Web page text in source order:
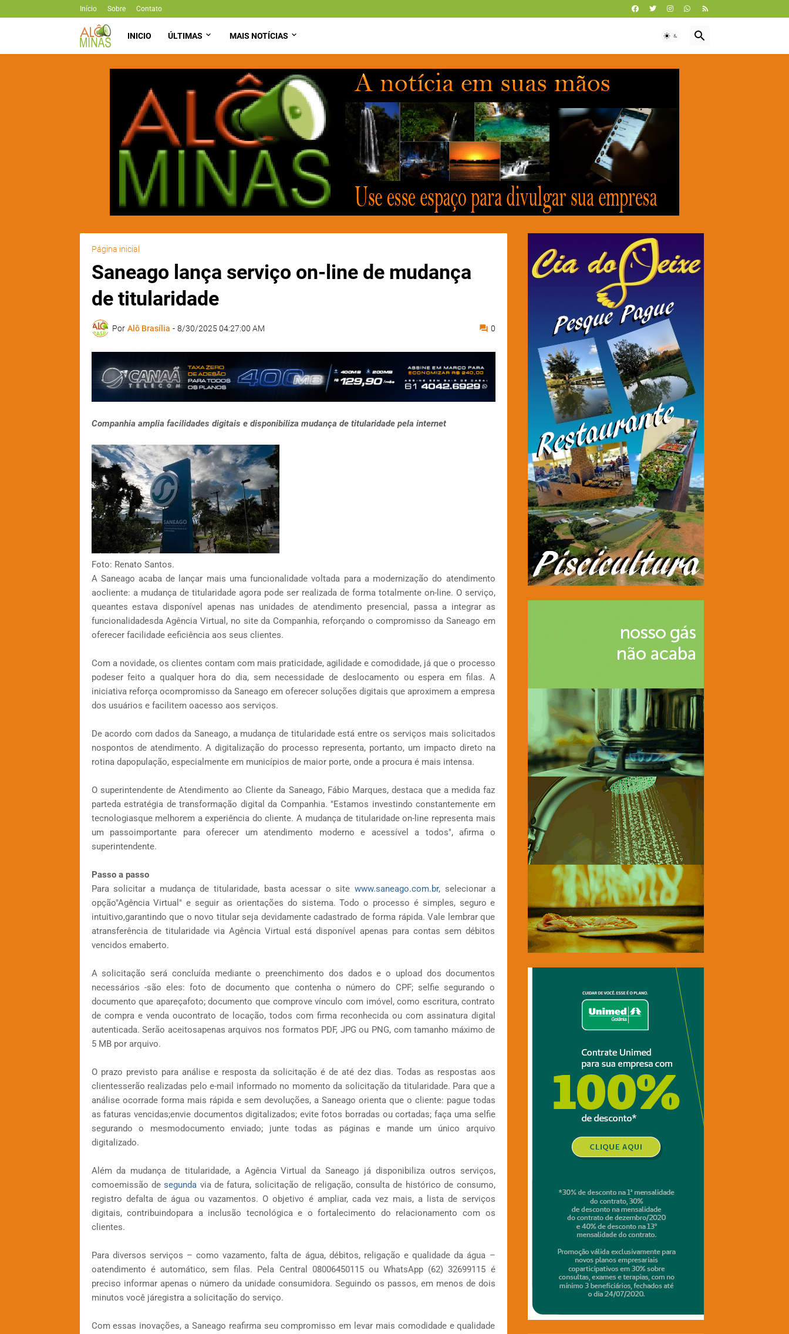
Início Sobre Contato
INICIO ÚLTIMAS MAIS NOTÍCIAS
Página inicial
Saneago lança serviço on-line de mudança
de titularidade
Por Alô Brasília - 8/30/2025 04:27:00 AM 0
Companhia amplia facilidades digitais e disponibiliza mudança de titularidade pela internet
Foto: Renato Santos.
A Saneago acaba de lançar mais uma funcionalidade voltada para a modernização do atendimento
aocliente: a mudança de titularidade agora pode ser realizada de forma totalmente on-line. O serviço,
queantes estava disponível apenas nas unidades de atendimento presencial, passa a integrar as
funcionalidadesda Agência Virtual, no site da Companhia, reforçando o compromisso da Saneago em
oferecer facilidade eeficiência aos seus clientes.
Com a novidade, os clientes contam com mais praticidade, agilidade e comodidade, já que o processo
podeser feito a qualquer hora do dia, sem necessidade de deslocamento ou espera em filas. A
iniciativa reforça ocompromisso da Saneago em oferecer soluções digitais que aproximem a empresa
dos usuários e facilitem oacesso aos serviços.
De acordo com dados da Saneago, a mudança de titularidade está entre os serviços mais solicitados
nospontos de atendimento. A digitalização do processo representa, portanto, um impacto direto na
rotina dapopulação, especialmente em municípios de maior porte, onde a procura é mais intensa.
O superintendente de Atendimento ao Cliente da Saneago, Fábio Marques, destaca que a medida faz
parteda estratégia de transformação digital da Companhia. "Estamos investindo constantemente em
tecnologiasque melhorem a experiência do cliente. A mudança de titularidade on-line representa mais
um passoimportante para oferecer um atendimento moderno e acessível a todos", afirma o
superintendente.
Passo a passo
Para solicitar a mudança de titularidade, basta acessar o sitewww.saneago.com.br, selecionar a
opção"Agência Virtual" e seguir as orientações do sistema. Todo o processo é simples, seguro e
intuitivo,garantindo que o novo titular seja devidamente cadastrado de forma rápida. Vale lembrar que
atransferência de titularidade via Agência Virtual está disponível apenas para contas sem débitos
vencidos emaberto.
A solicitação será concluída mediante o preenchimento dos dados e o upload dos documentos
necessários -são eles: foto de documento que contenha o número do CPF; selfie segurando o
documento que apareçafoto; documento que comprove vínculo com imóvel, como escritura, contrato
de compra e venda oucontrato de locação, todos com firma reconhecida ou com assinatura digital
autenticada. Serão aceitosapenas arquivos nos formatos PDF, JPG ou PNG, com tamanho máximo de
5 MB por arquivo.
O prazo previsto para análise e resposta da solicitação é de até dez dias. Todas as respostas aos
clientesserão realizadas pelo e-mail informado no momento da solicitação da titularidade. Para que a
análise ocorrade forma mais rápida e sem devoluções, a Saneago orienta que o cliente: pague todas
as faturas vencidas;envie documentos digitalizados; evite fotos borradas ou cortadas; faça uma selfie
segurando o mesmodocumento enviado; junte todas as páginas e mande um único arquivo
digitalizado.
Além da mudança de titularidade, a Agência Virtual da Saneago já disponibiliza outros serviços,
comoemissão desegunda via de fatura, solicitação de religação, consulta de histórico de consumo,
registro defalta de água ou vazamentos. O objetivo é ampliar, cada vez mais, a lista de serviços
digitais, contribuindopara a inclusão tecnológica e o fortalecimento do relacionamento com os
clientes.
Para diversos serviços – como vazamento, falta de água, débitos, religação e qualidade da água –
oatendimento é automático, sem filas. Pela Central 08006450115 ou WhatsApp (62) 32699115 é
preciso informar apenas o número da unidade consumidora. Seguindo os passos, em menos de dois
minutos você járegistra a solicitação do serviço.
Com essas inovações, a Saneago reafirma seu compromisso em levar mais comodidade e qualidade